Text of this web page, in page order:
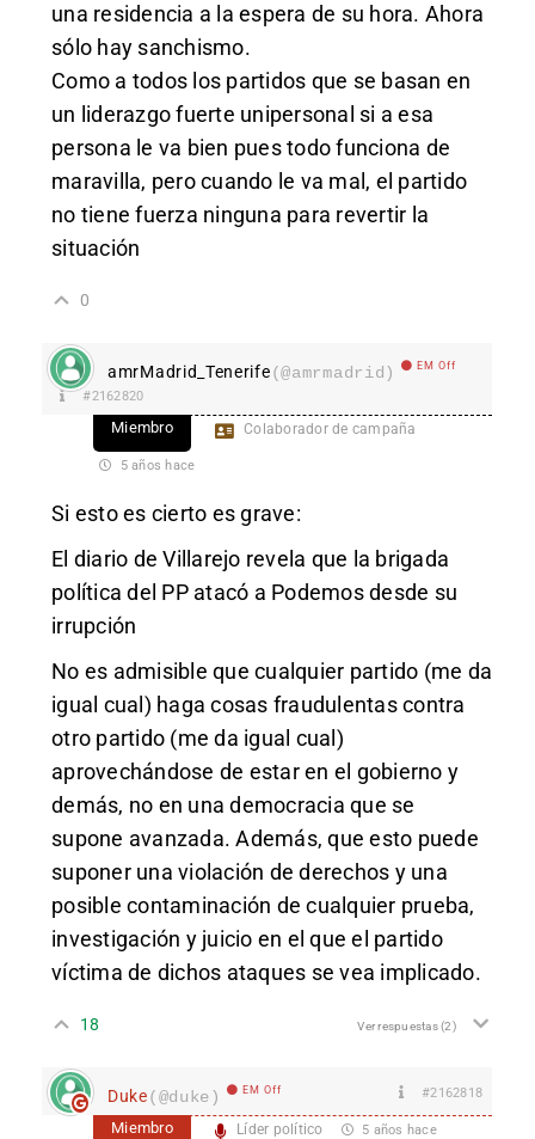
una residencia a la espera de su hora. Ahora
sólo hay sanchismo.
Como a todos los partidos que se basan en
un liderazgo fuerte unipersonal si a esa
persona le va bien pues todo funciona de
maravilla, pero cuando le va mal, el partido
no tiene fuerza ninguna para revertir la
situación
0
amrMadrid_Tenerife(@amrmadrid) EM Off
#2162820
Miembro Colaborador de campaña
5 años hace
Si esto es cierto es grave:
El diario de Villarejo revela que la brigada
política del PP atacó a Podemos desde su
irrupción
No es admisible que cualquier partido (me da
igual cual) haga cosas fraudulentas contra
otro partido (me da igual cual)
aprovechándose de estar en el gobierno y
demás, no en una democracia que se
supone avanzada. Además, que esto puede
suponer una violación de derechos y una
posible contaminación de cualquier prueba,
investigación y juicio en el que el partido
víctima de dichos ataques se vea implicado.
18 Ver respuestas(2)
Duke(@duke) EM Off #2162818
Miembro Líder político 5 años hace